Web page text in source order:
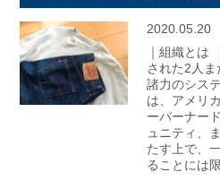
2020.05.20
｜組織とは
された2人
諸力のシス
は、アメリ
ーバーナー
ュニティ、
たす上で、
ることには